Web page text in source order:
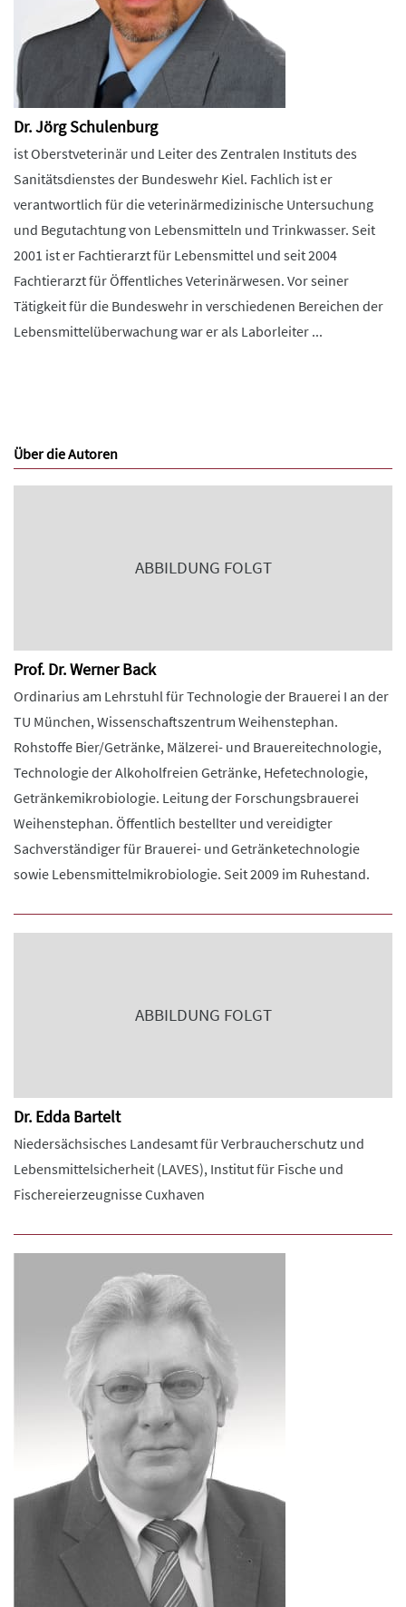
Dr. Jörg Schulenburg
ist Oberstveterinär und Leiter des Zentralen Instituts des
Sanitätsdienstes der Bundeswehr Kiel. Fachlich ist er
verantwortlich für die veterinärmedizinische Untersuchung
und Begutachtung von Lebensmitteln und Trinkwasser. Seit
2001 ist er Fachtierarzt für Lebensmittel und seit 2004
Fachtierarzt für Öffentliches Veterinärwesen. Vor seiner
Tätigkeit für die Bundeswehr in verschiedenen Bereichen der
Lebensmittelüberwachung war er als Laborleiter ...
Über die Autoren
ABBILDUNG FOLGT
Prof. Dr. Werner Back
Ordinarius am Lehrstuhl für Technologie der Brauerei I an der
TU München, Wissenschaftszentrum Weihenstephan.
Rohstoffe Bier/Getränke, Mälzerei- und Brauereitechnologie,
Technologie der Alkoholfreien Getränke, Hefetechnologie,
Getränkemikrobiologie. Leitung der Forschungsbrauerei
Weihenstephan. Öffentlich bestellter und vereidigter
Sachverständiger für Brauerei- und Getränketechnologie
sowie Lebensmittelmikrobiologie. Seit 2009 im Ruhestand.
ABBILDUNG FOLGT
Dr. Edda Bartelt
Niedersächsisches Landesamt für Verbraucherschutz und
Lebensmittelsicherheit (LAVES), Institut für Fische und
Fischereierzeugnisse Cuxhaven